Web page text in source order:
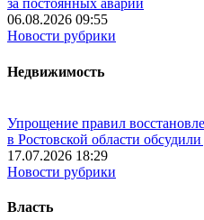
за постоянных аварий
06.08.2026 09:55
Новости рубрики
Недвижимость
Упрощение правил
в Ростовской области
17.07.2026 18:29
Новости рубрики
Власть